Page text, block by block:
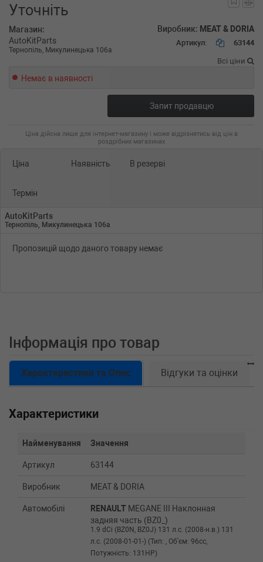
Уточніть
Магазин:
AutoKitParts
Тернопіль, Микулинецька 106а
Виробник: MEAT & DORIA
Артикул: 63144
Всі ціни
Немає в наявності
Запит продавцю
Ціна дійсна лише для інтернет-магазину і може відрізнятись від цін в
роздрібних магазинах
Ціна Наявність В резерві
Термін
AutoKitParts
Тернопіль, Микулинецька 106а
Пропозицій щодо даного товару немає
Інформація про товар
Характеристики та Опис Відгуки та оцінки
Характеристики
Найменування Значення
Артикул 63144
Виробник MEAT & DORIA
Автомобілі RENAULT MEGANE III Наклонная
задняя часть (BZ0_)
1.9 dCi (BZ0N, BZ0J) 131 л.с. (2008-н.в.) 131
л.с. (2008-01-01-) (Тип: , Об'єм: 96cc,
Потужність: 131HP)